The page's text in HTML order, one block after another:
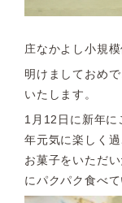
庄なかよし小規模
明けましておめ
いたします。
1月12日に新年
年元気に楽しく
お菓子をいただ
にパクパク食べて